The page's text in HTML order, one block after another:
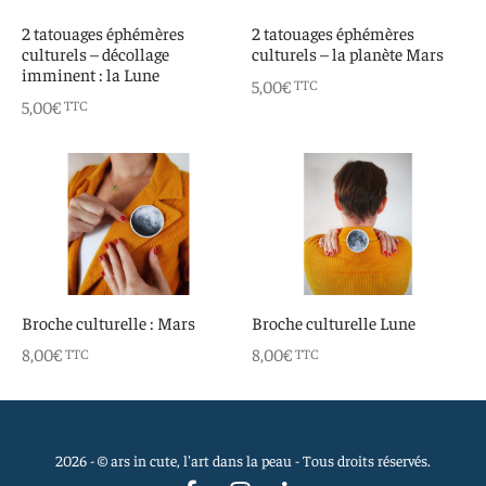
2 tatouages éphémères
culturels – décollage
imminent : la Lune
5,00€TTC
2 tatouages éphémères
culturels – la planète Mars
5,00€ TTC
Broche culturelle : Mars
8,00€TTC
Broche culturelle Lune
8,00€ TTC
2026 - © ars in cute, l'art dans la peau - Tous droits réservés.
intuitif et culturel